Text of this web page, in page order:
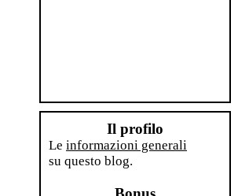
Il profilo
Le informazioni generali
su questo blog.